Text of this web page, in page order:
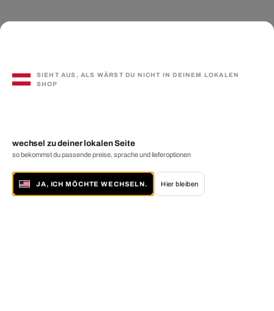
SIEHT AUS, ALS WÄRST DU NICHT IN DEINEM LOKALEN
SHOP
wechsel zu deiner lokalen Seite
so bekommst du passende preise, sprache und lieferoptionen
JA, ICH MÖCHTE WECHSELN. Hier bleiben